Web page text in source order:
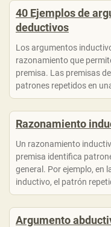
40 Ejemplos de
deductivos
Los argumentos
razonamiento que
premisa. Las premisas
patrones repetidos en
Razonamiento
Un razonamiento
premisa identifica
general. Por ejemplo, en
inductivo, el patrón
Argumento